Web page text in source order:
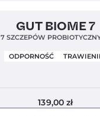
GUT BIOME 7
7 SZCZEPÓW
ODPORNOŚĆ
139,00zł